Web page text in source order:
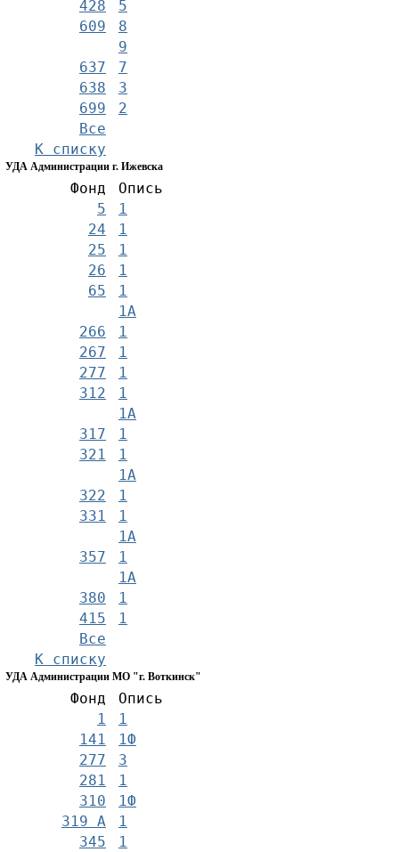
428
5
609
8
9
637
7
638
3
699
2
Все
К списку
УДА Администрации г. Ижевска
Фонд
Опись
5
1
24
1
25
1
26
1
65
1
1А
266
1
267
1
277
1
312
1
1А
317
1
321
1
1А
322
1
331
1
1А
357
1
1А
380
1
415
1
Все
К списку
УДА Администрации МО "г. Воткинск"
Фонд
Опись
1
1
141
1Ф
277
3
281
1
310
1Ф
319 А
1
345
1